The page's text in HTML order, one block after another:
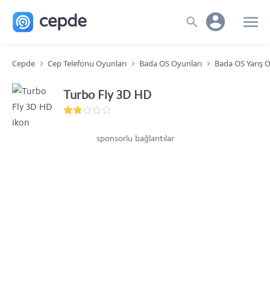
Cepde Cep Telefonu Oyunları Bada OS Oyunları Bada OS Yarış
Turbo Fly 3D HD
sponsorlu bağlantılar